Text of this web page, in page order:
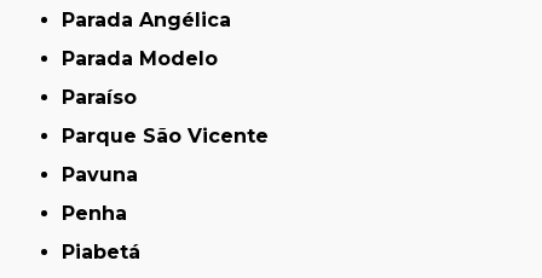
Parada Angélica
Parada Modelo
Paraíso
Parque São Vicente
Pavuna
Penha
Piabetá